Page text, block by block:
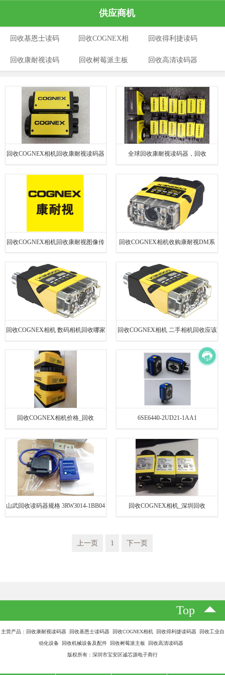
供应商机
回收基恩士读码
器
回收COGNEX相
机
回收得利捷读码
器
回收康耐视读码 回收树莓派主板 回收高清读码器
回收COGNEX相机回收康耐视读码器 全球回收康耐视读码器，回收
回收COGNEX相机回收康耐视图像传 回收COGNEX相机收购康耐视DM系
回收COGNEX相机 数码相机回收哪家
好
回收COGNEX相机 二手相机回收应该
回收COGNEX相机价格_回收 6SE6440-2UD21-1AA1
山武回收读码器规格 3RW3014-1BB04 回收COGNEX相机_深圳回收
上一页 1 下一页
Top
主营产品：回收康耐视读码器 回收基恩士读码器 回收COGNEX相机 回收得利捷读码器 回收工业自
动化设备 回收机械设备及配件 回收树莓派主板 回收高清读码器
版权所有：深圳市宝安区诚芯源电子商行